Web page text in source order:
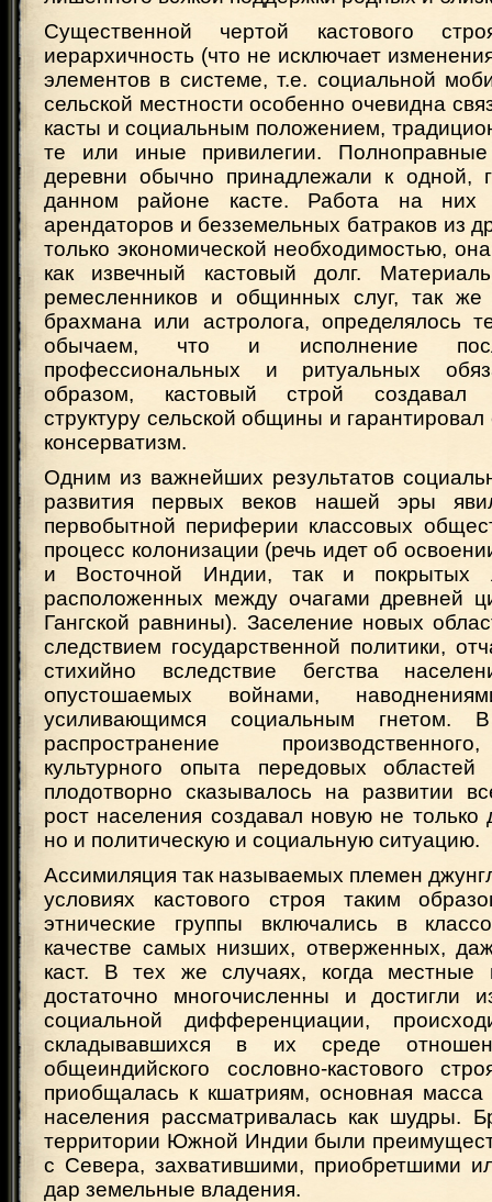
Существенной чертой кастового
иерархичность (что не исключает
элементов в системе, т.е. социальной
сельской местности особенно очевидна
касты и социальным положением,
те или иные привилегии. Полноправные
деревни обычно принадлежали к одной,
данном районе касте. Работа на них
арендаторов и безземельных батраков из
только экономической необходимостью,
как извечный кастовый долг.
ремесленников и общинных слуг, так же
брахмана или астролога, определялось
обычаем, что и исполнение
профессиональных и ритуальных
образом, кастовый строй создавал
структуру сельской общины и гарантировал
консерватизм.
Одним из важнейших результатов
развития первых веков нашей эры
первобытной периферии классовых
процесс колонизации (речь идет об
и Восточной Индии, так и покрытых
расположенных между очагами древней
Гангской равнины). Заселение новых
следствием государственной политики,
стихийно вследствие бегства
опустошаемых войнами,
усиливающимся социальным гнетом.
распространение
культурного опыта передовых
плодотворно сказывалось на развитии
рост населения создавал новую не только
но и политическую и социальную ситуацию.
Ассимиляция так называемых племен
условиях кастового строя таким
этнические группы включались в
качестве самых низших, отверженных,
каст. В тех же случаях, когда местные
достаточно многочисленны и достигли
социальной дифференциации,
складывавшихся в их среде
общеиндийского сословно-кастового
приобщалась к кшатриям, основная масса
населения рассматривалась как шудры.
территории Южной Индии были
с Севера, захватившими, приобретшими
дар земельные владения.